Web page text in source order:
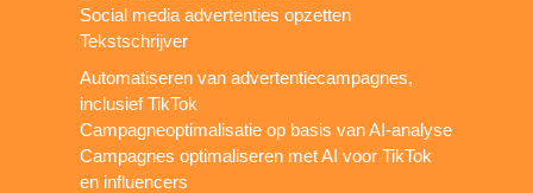
Social media advertenties opzetten
Tekstschrijver
Automatiseren van advertentiecampagnes,
inclusief TikTok
Campagneoptimalisatie op basis van AI-analyse
Campagnes optimaliseren met AI voor TikTok
en influencers